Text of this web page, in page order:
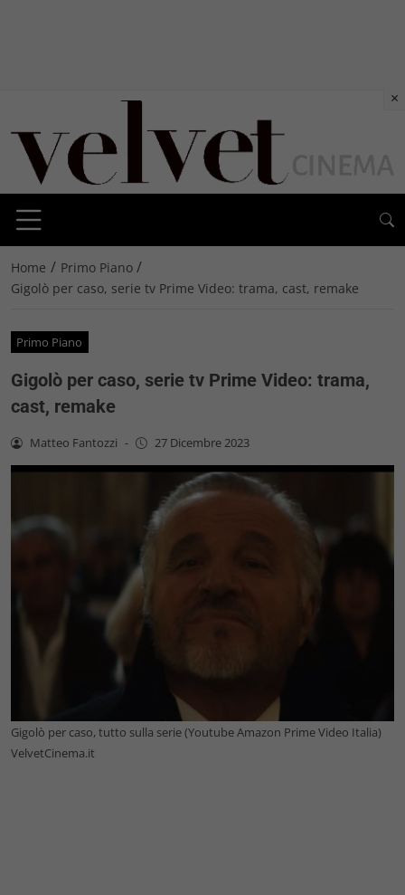
Home / Primo Piano /
Gigolò per caso, serie tv Prime Video: trama, cast, remake
Primo Piano
Gigolò per caso, serie tv Prime Video: trama,
cast, remake
Matteo Fantozzi - 27 Dicembre 2023
Gigolò per caso, tutto sulla serie (Youtube Amazon Prime Video Italia)
VelvetCinema.it
×